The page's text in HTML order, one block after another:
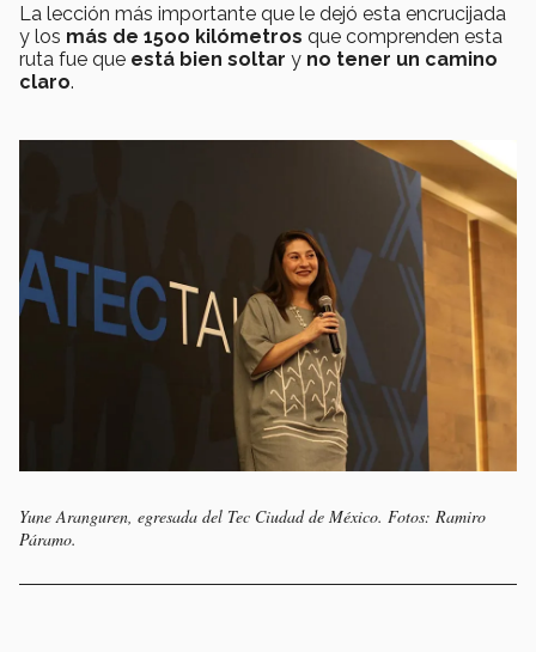
La lección más importante que le dejó esta encrucijada
y los más de 15oo kilómetros que comprenden esta
ruta fue que está bien soltar y no tener un camino
claro.
Yune Aranguren, egresada del Tec Ciudad de México. Fotos: Ramiro
Páramo.